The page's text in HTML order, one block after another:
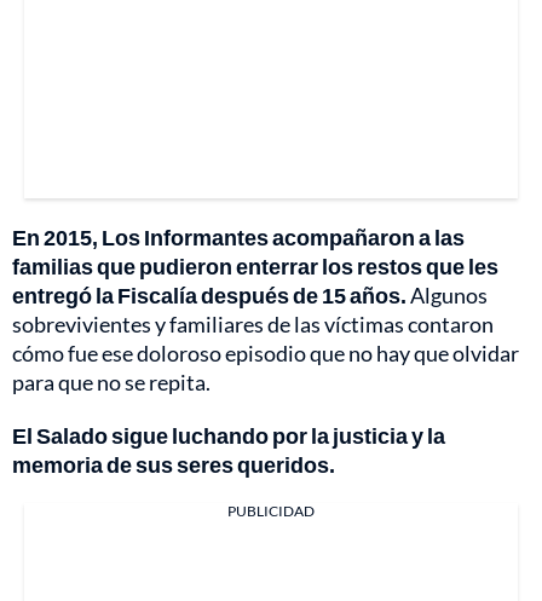
En 2015, Los Informantes acompañaron a las
familias que pudieron enterrar los restos que les
entregó la Fiscalía después de 15 años.Algunos
sobrevivientes y familiares de las víctimas contaron
cómo fue ese doloroso episodio que no hay que olvidar
para que no se repita.
El Salado sigue luchando por la justicia y la
memoria de sus seres queridos.
PUBLICIDAD